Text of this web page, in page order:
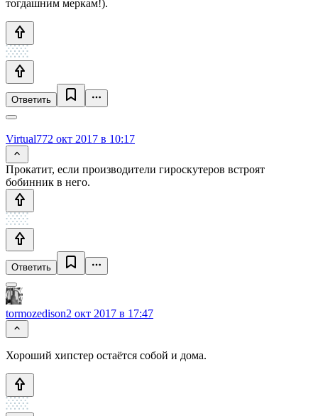
тогдашним меркам!).
Ответить
Virtual772 окт 2017 в 10:17
Прокатит, если производители гироскутеров встроят
бобинник в него.
Ответить
tormozedison2 окт 2017 в 17:47
Хороший хипстер остаётся собой и дома.